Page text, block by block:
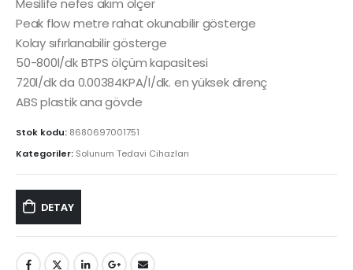
Mesilife nefes akım ölçer
Peak flow metre rahat okunabilir gösterge
Kolay sıfırlanabilir gösterge
50-800l/dk BTPS ölçüm kapasitesi
720l/dk da 0.00384KPA/l/dk. en yüksek direnç
ABS plastik ana gövde
Stok kodu: 8680697001751
Kategoriler: Solunum Tedavi Cihazları
DETAY